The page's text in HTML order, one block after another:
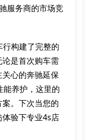
服务商的市场竞
构建了完整的
是首次购车需
心的奔驰延保
养护，这里的
。下次当您的
验下专业4s店